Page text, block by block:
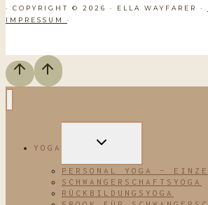
· COPYRIGHT © 2026 · ELLA WAYFARER ·
IMPRESSUM ·
YOGA
UNTERMENÜ
PERSONAL YOGA –
SCHWANGERSCHAFTSYOGA
RÜCKBILDUNGSYOGA